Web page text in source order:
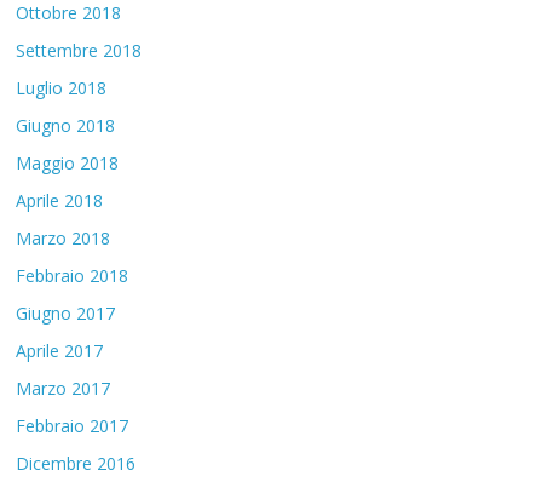
Ottobre 2018
Settembre 2018
Luglio 2018
Giugno 2018
Maggio 2018
Aprile 2018
Marzo 2018
Febbraio 2018
Giugno 2017
Aprile 2017
Marzo 2017
Febbraio 2017
Dicembre 2016